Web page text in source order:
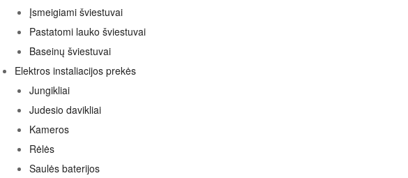
Įsmeigiami šviestuvai
Pastatomi lauko šviestuvai
Baseinų šviestuvai
Elektros instaliacijos prekės
Jungikliai
Judesio davikliai
Kameros
Rėlės
Saulės baterijos